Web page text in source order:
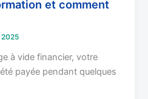
et comment
2025
à vide financier, votre
payée pendant quelques